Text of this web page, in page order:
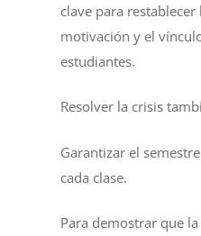
clave para restablecer
motivación y el
estudiantes.
Resolver la crisis
Garantizar el
cada clase.
Para demostrar que